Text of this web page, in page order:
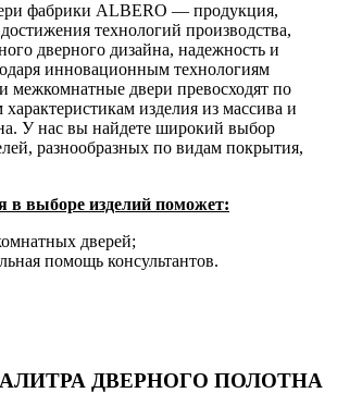
фабрики ALBERO — продукция,
технологий производства,
дверного дизайна, надежность и
инновационным технологиям
межкомнатные двери превосходят по
изделия из массива и
У нас вы найдете широкий выбор
разнообразных по видам покрытия,
в выборе изделий поможет:
дверей;
помощь консультантов.
ДВЕРНОГО ПОЛОТНА